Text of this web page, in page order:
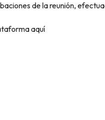
de la reunión,
aquí